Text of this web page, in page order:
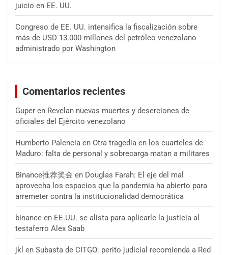
juicio en EE. UU.
Congreso de EE. UU. intensifica la fiscalización sobre
más de USD 13.000 millones del petróleo venezolano
administrado por Washington
Comentarios recientes
Guper en Revelan nuevas muertes y deserciones de
oficiales del Ejército venezolano
Humberto Palencia en Otra tragedia en los cuarteles de
Maduro: falta de personal y sobrecarga matan a militares
Binance推荐奖金 en Douglas Farah: El eje del mal
aprovecha los espacios que la pandemia ha abierto para
arremeter contra la institucionalidad democrática
binance en EE.UU. se alista para aplicarle la justicia al
testaferro Alex Saab
jkl en Subasta de CITGO: perito judicial recomienda a Red